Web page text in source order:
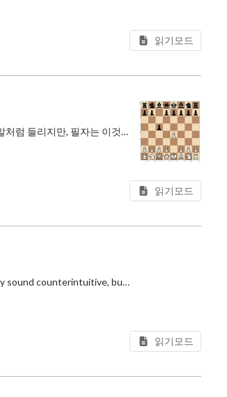
읽기모드
AI를 많이 쓸수록 AI를 잘 쓰기 어려워진다. 이건 마치 직관에 반하는 말처럼 들리지만, 필자는 이것이 사실이라고 생각한다.
읽기모드
The more you use AI, the harder it becomes to use AI well. That may sound counterintuitive, but I believe it’s true.
읽기모드